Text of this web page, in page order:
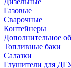
Газовые
Сварочные
Контейнеры
Дополнительное
Топливные баки
Салазки
Глушители для